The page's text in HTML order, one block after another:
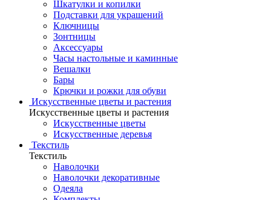
Шкатулки и копилки
Подставки для украшений
Ключницы
Зонтницы
Аксессуары
Часы настольные и каминные
Вешалки
Бары
Крючки и рожки для обуви
Искусственные цветы и растения
Искусственные цветы и растения
Искусственные цветы
Искусcтвенные деревья
Текстиль
Текстиль
Наволочки
Наволочки декоративные
Одеяла